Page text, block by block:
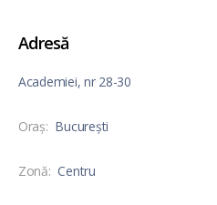
Adresă
Academiei, nr 28-30
Oraş: București
Zonă: Centru